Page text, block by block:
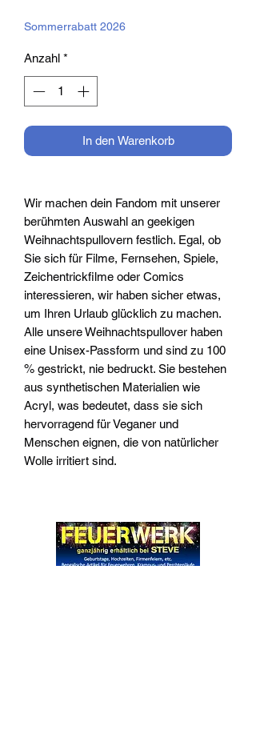
Sommerrabatt 2026
Anzahl *
In den Warenkorb
Wir machen dein Fandom mit unserer
berühmten Auswahl an geekigen
Weihnachtspullovern festlich. Egal, ob
Sie sich für Filme, Fernsehen, Spiele,
Zeichentrickfilme oder Comics
interessieren, wir haben sicher etwas,
um Ihren Urlaub glücklich zu machen.
Alle unsere Weihnachtspullover haben
eine Unisex-Passform und sind zu 100
% gestrickt, nie bedruckt. Sie bestehen
aus synthetischen Materialien wie
Acryl, was bedeutet, dass sie sich
hervorragend für Veganer und
Menschen eignen, die von natürlicher
Wolle irritiert sind.